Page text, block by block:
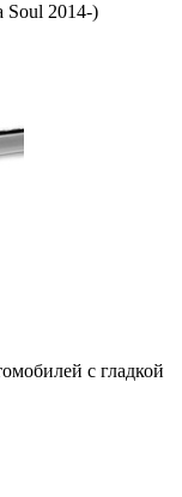
Soul 2014-)
c гладкой